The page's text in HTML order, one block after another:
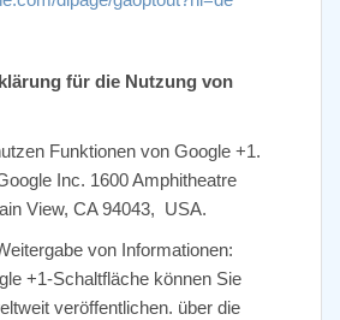
für die Nutzung von
Funktionen von Google +1.
Inc. 1600 Amphitheatre
View, CA 94043, USA.
von Informationen:
+1-Schaltfläche können Sie
veröffentlichen. über die